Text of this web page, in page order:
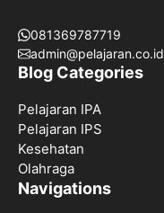
081369787719
admin@pelajaran.co.id
Blog Categories
Pelajaran IPA
Pelajaran IPS
Kesehatan
Olahraga
Navigations